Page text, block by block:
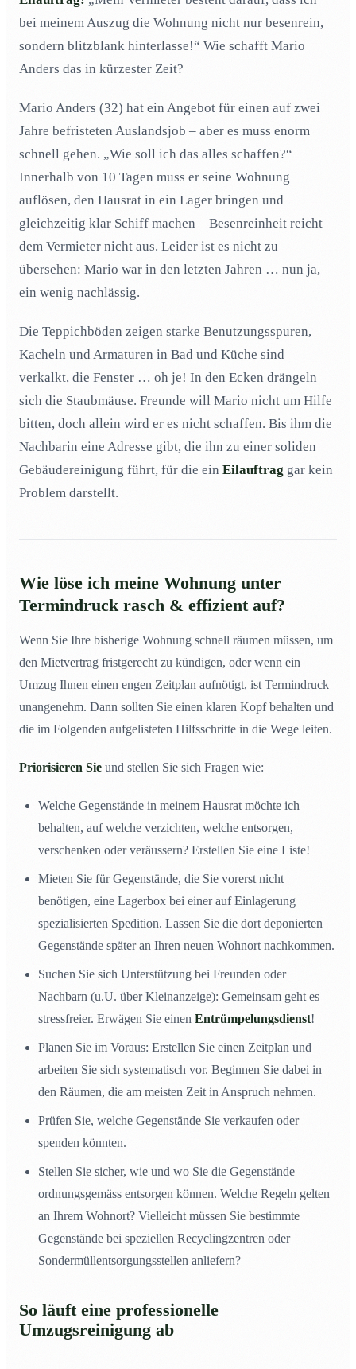
Wohnungsumzug besonders beachten?
Wohnung sicher, dass die Übergabe reibungslos
04Was versteht man eigentlich unter der gesetzlich
vorgeschriebenen Besenreinheit?
05Reicht Besenreinheit aus oder muss ich alles
Wo finde ich bei einem Eilauszug Hilfe, um die
Wohnung fristgemäss zu übergeben?
Wie bringt ein Gebäudereiniger schwer verkalkte
Kacheln und Armaturen zum Strahlen?
08Wie beseitigt ein erfahrener Gebäudereiniger
jahrelange Benutzungsspuren auf Teppichböden?
vernachlässigten Wohnungen vor?
10Was kann ich tun, um meine Wohnung künftig in
einem dauerhaft guten Zustand zu halten?
bei meinem Auszug die Wohnung nicht nur besenrein,
sondern blitzblank hinterlasse!“ Wie schafft Mario
Anders das in kürzester Zeit?
Mario Anders (32) hat ein Angebot für einen auf zwei
Jahre befristeten Auslandsjob – aber es muss enorm
schnell gehen. „Wie soll ich das alles schaffen?“
Innerhalb von 10 Tagen muss er seine Wohnung
auflösen, den Hausrat in ein Lager bringen und
gleichzeitig klar Schiff machen – Besenreinheit reicht
dem Vermieter nicht aus. Leider ist es nicht zu
übersehen: Mario war in den letzten Jahren … nun ja,
ein wenig nachlässig.
Die Teppichböden zeigen starke Benutzungsspuren,
Kacheln und Armaturen in Bad und Küche sind
verkalkt, die Fenster … oh je! In den Ecken drängeln
sich die Staubmäuse. Freunde will Mario nicht um Hilfe
bitten, doch allein wird er es nicht schaffen. Bis ihm die
Nachbarin eine Adresse gibt, die ihn zu einer soliden
Gebäudereinigung führt, für die ein Eilauftrag gar kein
Problem darstellt.
Wie löse ich meine Wohnung unter
Termindruck rasch & effizient auf?
Wenn Sie Ihre bisherige Wohnung schnell räumen müssen, um
den Mietvertrag fristgerecht zu kündigen, oder wenn ein
Umzug Ihnen einen engen Zeitplan aufnötigt, ist Termindruck
unangenehm. Dann sollten Sie einen klaren Kopf behalten und
die im Folgenden aufgelisteten Hilfsschritte in die Wege leiten.
Priorisieren Sie und stellen Sie sich Fragen wie:
Welche Gegenstände in meinem Hausrat möchte ich
behalten, auf welche verzichten, welche entsorgen,
verschenken oder veräussern? Erstellen Sie eine Liste!
Mieten Sie für Gegenstände, die Sie vorerst nicht
benötigen, eine Lagerbox bei einer auf Einlagerung
spezialisierten Spedition. Lassen Sie die dort deponierten
Gegenstände später an Ihren neuen Wohnort nachkommen.
Suchen Sie sich Unterstützung bei Freunden oder
Nachbarn (u.U. über Kleinanzeige): Gemeinsam geht es
stressfreier. Erwägen Sie einen Entrümpelungsdienst!
Planen Sie im Voraus: Erstellen Sie einen Zeitplan und
arbeiten Sie sich systematisch vor. Beginnen Sie dabei in
den Räumen, die am meisten Zeit in Anspruch nehmen.
Prüfen Sie, welche Gegenstände Sie verkaufen oder
spenden könnten.
Stellen Sie sicher, wie und wo Sie die Gegenstände
ordnungsgemäss entsorgen können. Welche Regeln gelten
an Ihrem Wohnort? Vielleicht müssen Sie bestimmte
Gegenstände bei speziellen Recyclingzentren oder
Sondermüllentsorgungsstellen anliefern?
So läuft eine professionelle
Umzugsreinigung ab